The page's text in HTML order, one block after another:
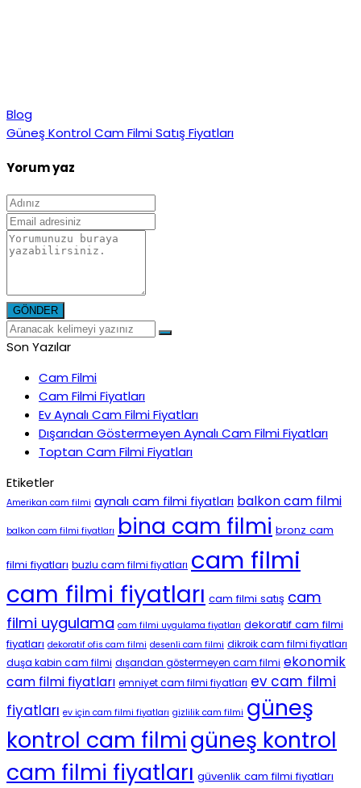
Blog
Güneş Kontrol Cam Filmi Satış Fiyatları
Yorum yaz
GÖNDER
Son Yazılar
Cam Filmi
Cam Filmi Fiyatları
Ev Aynalı Cam Filmi Fiyatları
Dışarıdan Göstermeyen Aynalı Cam Filmi Fiyatları
Toptan Cam Filmi Fiyatları
Etiketler
Amerikan cam filmi aynalı cam filmi fiyatları balkon cam filmi
balkon cam filmi fiyatları bina cam filmi bronz cam
filmi fiyatları buzlu cam filmi fiyatları cam filmi
cam filmi fiyatları cam filmi satış cam
filmi uygulama cam filmi uygulama fiyatları dekoratif cam filmi
fiyatları dekoratif ofis cam filmi desenli cam filmi dikroik cam filmi fiyatları
duşa kabin cam filmi dışarıdan göstermeyen cam filmi ekonomik
cam filmi fiyatları emniyet cam filmi fiyatları ev cam filmi
fiyatları ev için cam filmi fiyatları gizlilik cam filmi güneş
kontrol cam filmigüneş kontrol
cam filmi fiyatları güvenlik cam filmi fiyatları